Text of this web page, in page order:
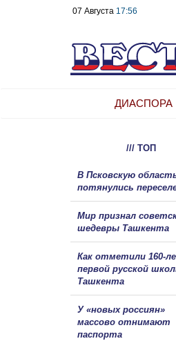
07 Августа 17:56
ДИАСПОРА
/// ТОП
В Псковскую
потянулись
Мир признал
шедевры Ташкента
Как отметили 160-
первой русской
Ташкента
У «новых россиян»
массово отнимают
паспорта